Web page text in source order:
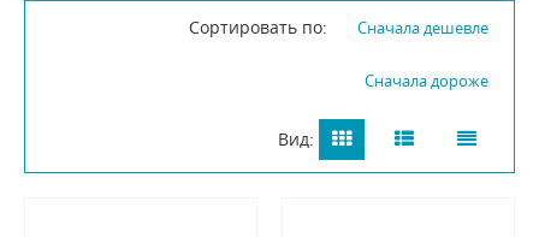
Сортировать по: Сначала дешевле
Сначала дороже
Вид: